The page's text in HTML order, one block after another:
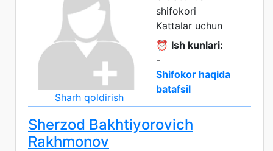
Sharh qoldirish
shifokori
Kattalar uchun
⏰ Ish kunlari:
-
Shifokor haqida
batafsil
Sherzod Bakhtiyorovich
Rakhmonov